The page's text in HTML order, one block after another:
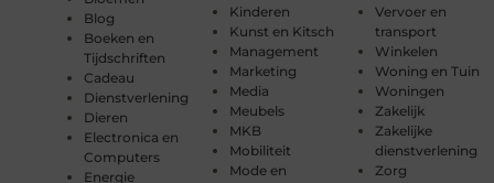
Blog
Boeken en
Tijdschriften
Cadeau
Dienstverlening
Dieren
Electronica en
Computers
Energie
Kinderen
Kunst en Kitsch
Management
Marketing
Media
Meubels
MKB
Mobiliteit
Mode en
Vervoer en
transport
Winkelen
Woning en Tuin
Woningen
Zakelijk
Zakelijke
dienstverlening
Zorg